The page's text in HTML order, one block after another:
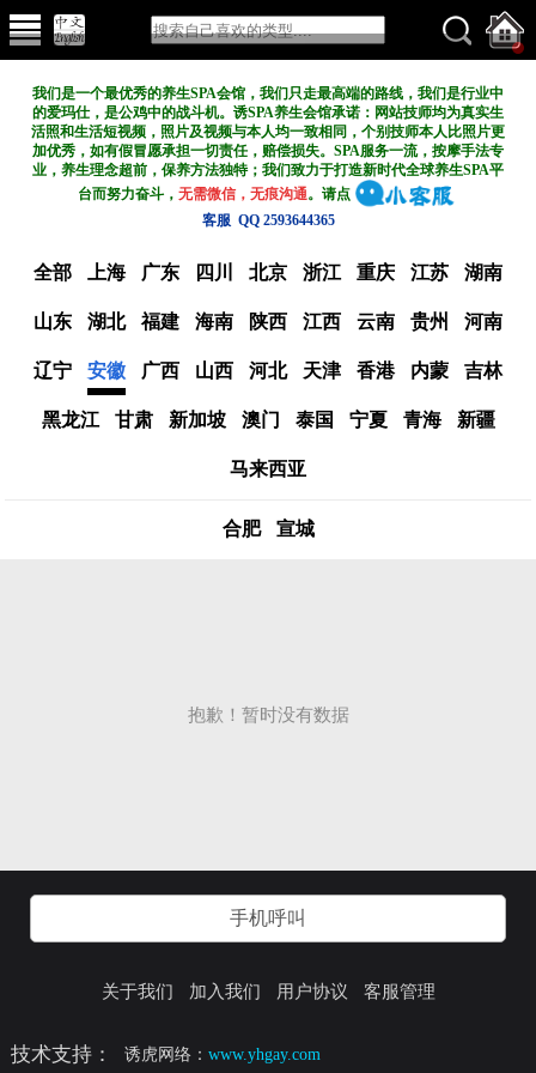
我们是一个最优秀的养生SPA会馆，我们只走最高端的路线，我们是行业中
的爱玛仕，是公鸡中的战斗机。诱SPA养生会馆承诺：网站技师均为真实生
活照和生活短视频，照片及视频与本人均一致相同，个别技师本人比照片更
加优秀，如有假冒愿承担一切责任，赔偿损失。SPA服务一流，按摩手法专
业，养生理念超前，保养方法独特；我们致力于打造新时代全球养生SPA平
台而努力奋斗，无需微信，无痕沟通。请点
客服 QQ 2593644365
全部 上海 广东 四川 北京 浙江 重庆 江苏 湖南
山东 湖北 福建 海南 陕西 江西 云南 贵州 河南
辽宁 安徽 广西 山西 河北 天津 香港 内蒙 吉林
黑龙江 甘肃 新加坡 澳门 泰国 宁夏 青海 新疆
马来西亚
合肥 宣城
抱歉！暂时没有数据
手机呼叫
关于我们 加入我们 用户协议 客服管理
技术支持： 诱虎网络：www.yhgay.com